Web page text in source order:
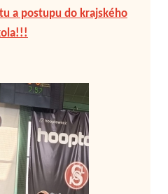
a postupu do krajského